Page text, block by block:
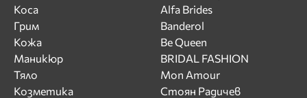
Коса
Грим
Кожа
Маникюр
Тяло
Козметика
Alfa Brides
Banderol
Be Queen
BRIDAL FASHION
Mon Amour
Стоян Радичев